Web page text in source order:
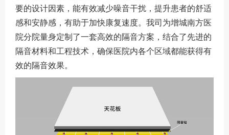
要的设计因素，能有效减少噪音干扰，提升患者的舒适
感和安静感，有助于加快康复速度。我司为增城南方医
院分院量身定制了一套高效的隔音方案，结合了先进的
隔音材料和工程技术，确保医院内各个区域都能获得有
效的隔音效果。